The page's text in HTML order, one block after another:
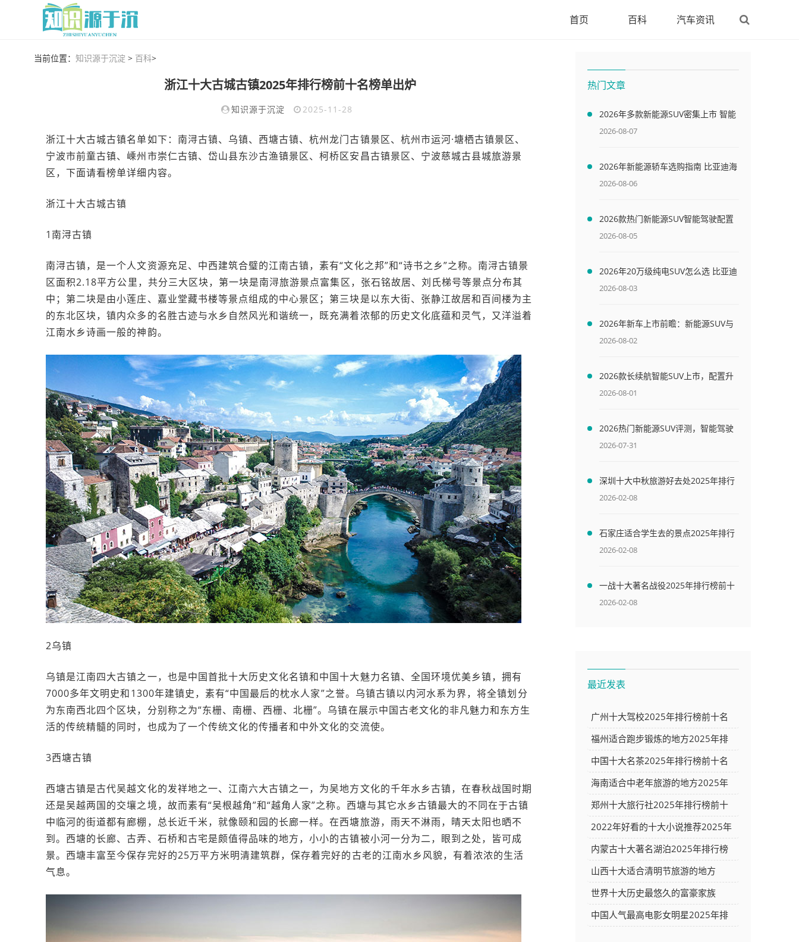
首页 百科 汽车资讯
当前位置： 知识源于沉淀 > 百科>
浙江十大古城古镇2025年排行榜前十名榜单出炉
知识源于沉淀 2025-11-28
浙江十大古城古镇名单如下：南浔古镇、乌镇、西塘古镇、杭州龙门古镇景区、杭州市运河·塘栖古镇景区、
宁波市前童古镇、嵊州市崇仁古镇、岱山县东沙古渔镇景区、柯桥区安昌古镇景区、宁波慈城古县城旅游景
区，下面请看榜单详细内容。
浙江十大古城古镇
1南浔古镇
南浔古镇，是一个人文资源充足、中西建筑合璧的江南古镇，素有“文化之邦”和“诗书之乡”之称。南浔古镇景
区面积2.18平方公里，共分三大区块，第一块是南浔旅游景点富集区，张石铭故居、刘氏梯号等景点分布其
中；第二块是由小莲庄、嘉业堂藏书楼等景点组成的中心景区；第三块是以东大街、张静江故居和百间楼为主
的东北区块，镇内众多的名胜古迹与水乡自然风光和谐统一，既充满着浓郁的历史文化底蕴和灵气，又洋溢着
江南水乡诗画一般的神韵。
2乌镇
乌镇是江南四大古镇之一，也是中国首批十大历史文化名镇和中国十大魅力名镇、全国环境优美乡镇，拥有
7000多年文明史和1300年建镇史，素有“中国最后的枕水人家”之誉。乌镇古镇以内河水系为界，将全镇划分
为东南西北四个区块，分别称之为“东栅、南栅、西栅、北栅”。乌镇在展示中国古老文化的非凡魅力和东方生
活的传统精髓的同时，也成为了一个传统文化的传播者和中外文化的交流使。
3西塘古镇
西塘古镇是古代吴越文化的发祥地之一、江南六大古镇之一，为吴地方文化的千年水乡古镇，在春秋战国时期
还是吴越两国的交壤之境，故而素有“吴根越角”和“越角人家”之称。西塘与其它水乡古镇最大的不同在于古镇
中临河的街道都有廊棚，总长近千米，就像颐和园的长廊一样。在西塘旅游，雨天不淋雨，晴天太阳也晒不
到。西塘的长廊、古弄、石桥和古宅是颇值得品味的地方，小小的古镇被小河一分为二，眼到之处，皆可成
景。西塘丰富至今保存完好的25万平方米明清建筑群，保存着完好的古老的江南水乡风貌，有着浓浓的生活
气息。
热门文章
2026年多款新能源SUV密集上市 智能
驾驶配置与家用购车攻略详解
2026-08-07
2026年新能源轿车选购指南 比亚迪海
豹EV配置解析与竞品对比
2026-08-06
2026款热门新能源SUV智能驾驶配置
解析与购车指南
2026-08-05
2026年20万级纯电SUV怎么选 比亚迪
宋L与小鹏G6智驾版对比评测
2026-08-03
2026年新车上市前瞻：新能源SUV与
轿车配置对比
2026-08-02
2026款长续航智能SUV上市，配置升
级购车指南
2026-08-01
2026热门新能源SUV评测，智能驾驶
与续航谁更强
2026-07-31
深圳十大中秋旅游好去处2025年排行
榜前十名榜单出炉
2026-02-08
石家庄适合学生去的景点2025年排行
榜前十名榜单出炉
2026-02-08
一战十大著名战役2025年排行榜前十
名榜单出炉
2026-02-08
最近发表
广州十大驾校2025年排行榜前十名
榜单出炉
福州适合跑步锻炼的地方2025年排
行榜前十名榜单出炉
中国十大名茶2025年排行榜前十名
榜单出炉
海南适合中老年旅游的地方2025年
排行榜前十名榜单出炉
郑州十大旅行社2025年排行榜前十
名榜单出炉
2022年好看的十大小说推荐2025年
排行榜前十名榜单出炉
内蒙古十大著名湖泊2025年排行榜
前十名榜单出炉
山西十大适合清明节旅游的地方
2025年排行榜前十名榜单出炉
世界十大历史最悠久的富豪家族
2025年排行榜前十名榜单出炉
中国人气最高电影女明星2025年排